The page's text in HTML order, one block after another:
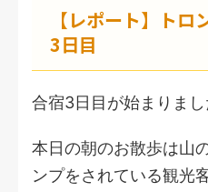
【レポート】ト
3日目
合宿3日目が始まりまし
本日の朝のお散歩は山
ンプをされている観光